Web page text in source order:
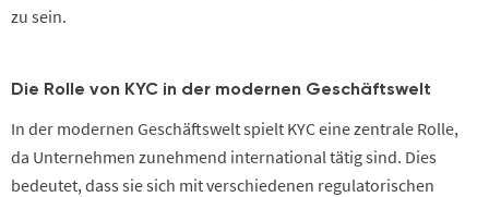
zu sein.
Die Rolle von KYC in der modernen Geschäftswelt
In der modernen Geschäftswelt spielt KYC eine zentrale Rolle,
da Unternehmen zunehmend international tätig sind. Dies
bedeutet, dass sie sich mit verschiedenen regulatorischen